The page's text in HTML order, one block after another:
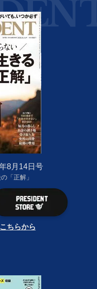
8月14日号
「正解」
ちらから